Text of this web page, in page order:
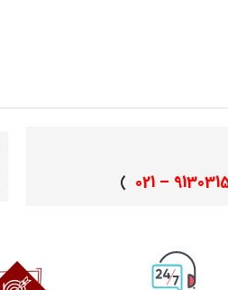
91303155 –
)